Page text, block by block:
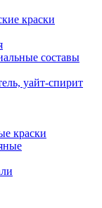
краски
составы
уайт-спирит
краски